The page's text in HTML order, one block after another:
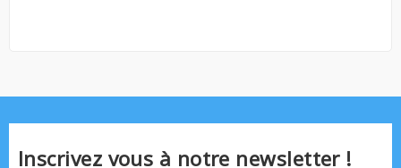
Inscrivez vous à notre newsletter !